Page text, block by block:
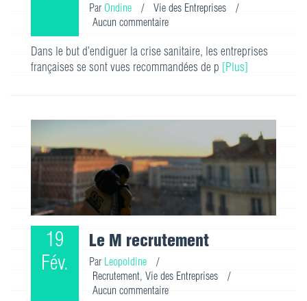
Par Ondine / Vie des Entreprises
/
Aucun commentaire
Dans le but d’endiguer la crise sanitaire, les entreprises
françaises se sont vues recommandées de p [Plus]
19
Fév.
Le M recrutement
Par Leopoldine
/
Recrutement, Vie des Entreprises
/
Aucun commentaire